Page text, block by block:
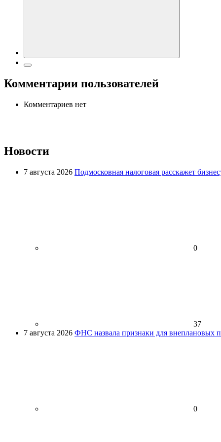
Комментарии пользователей
Комментариев нет
Новости
7 августа 2026 Подмосковная налоговая расскажет
0
37
7 августа 2026 ФНС назвала признаки для внеплановых
0